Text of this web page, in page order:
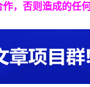
，否则造成的任